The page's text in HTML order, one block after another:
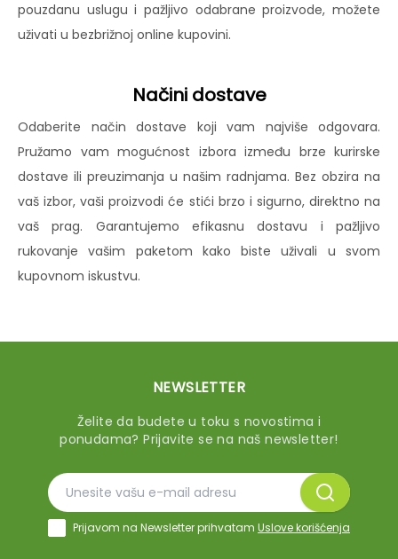
pouzdanu uslugu i pažljivo odabrane proizvode, možete
uživati u bezbrižnoj online kupovini.
Načini dostave
Odaberite način dostave koji vam najviše odgovara.
Pružamo vam mogućnost izbora između brze kurirske
dostave ili preuzimanja u našim radnjama. Bez obzira na
vaš izbor, vaši proizvodi će stići brzo i sigurno, direktno na
vaš prag. Garantujemo efikasnu dostavu i pažljivo
rukovanje vašim paketom kako biste uživali u svom
kupovnom iskustvu.
NEWSLETTER
Želite da budete u toku s novostima i
ponudama? Prijavite se na naš newsletter!
Prijavom na Newsletter prihvatam Uslove korišćenja